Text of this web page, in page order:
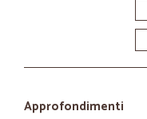
Approfondimenti